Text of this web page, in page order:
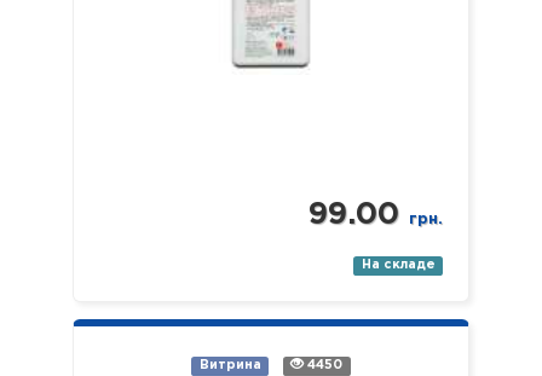
99.00 грн.
На складе
Витрина 4450